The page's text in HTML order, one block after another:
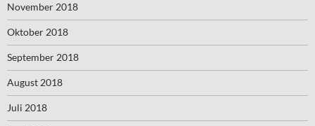
November 2018
Oktober 2018
September 2018
August 2018
Juli 2018